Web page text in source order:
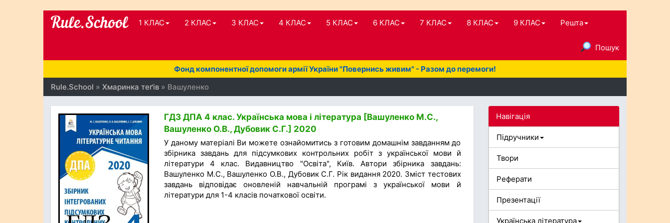
1 КЛАС 2 КЛАС 3 КЛАС 4 КЛАС 5 КЛАС 6 КЛАС 7 КЛАС 8 КЛАС 9 КЛАС Решта
Пошук
Фонд компонентної допомоги армії України "Повернись живим" - Разом до перемоги!
Rule.School » Хмаринка теґів » Вашуленко
ГДЗ ДПА 4 клас. Українська мова і література [Вашуленко М.С.,
Вашуленко О.В., Дубовик С.Г.] 2020
У даному матеріалі Ви можете ознайомитись з готовим домашнім завданням до
збірника завдань для підсумкових контрольних робіт з української мови й
літератури 4 клас. Видавництво "Освіта", Київ. Автори збірника завдань:
Вашуленко М.С., Вашуленко О.В., Дубовик С.Г. Рік видання 2020. Зміст тестових
завдань відповідає оновленій навчальній програмі з української мови й
літератури для 1-4 класів початкової освіти.
Навігація
Підручники
Твори
Реферати
Презентації
Українська література